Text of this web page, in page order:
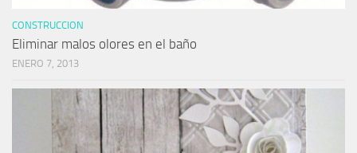
CONSTRUCCION
Eliminar malos olores en el baño
ENERO 7, 2013